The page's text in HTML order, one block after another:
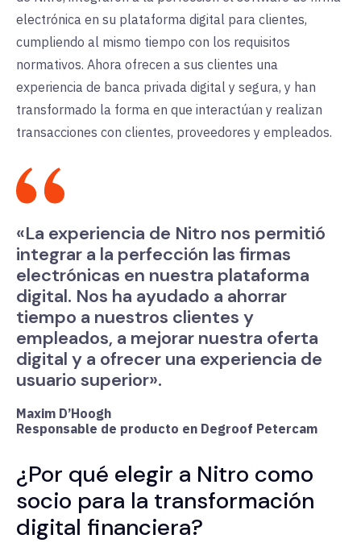
electrónica en su plataforma digital para clientes,
cumpliendo al mismo tiempo con los requisitos
normativos. Ahora ofrecen a sus clientes una
experiencia de banca privada digital y segura, y han
transformado la forma en que interactúan y realizan
transacciones con clientes, proveedores y empleados.
«La experiencia de Nitro nos permitió
integrar a la perfección las firmas
electrónicas en nuestra plataforma
digital. Nos ha ayudado a ahorrar
tiempo a nuestros clientes y
empleados, a mejorar nuestra oferta
digital y a ofrecer una experiencia de
usuario superior».
Maxim D’Hoogh
Responsable de producto en Degroof Petercam
¿Por qué elegir a Nitro como
socio para la transformación
digital financiera?